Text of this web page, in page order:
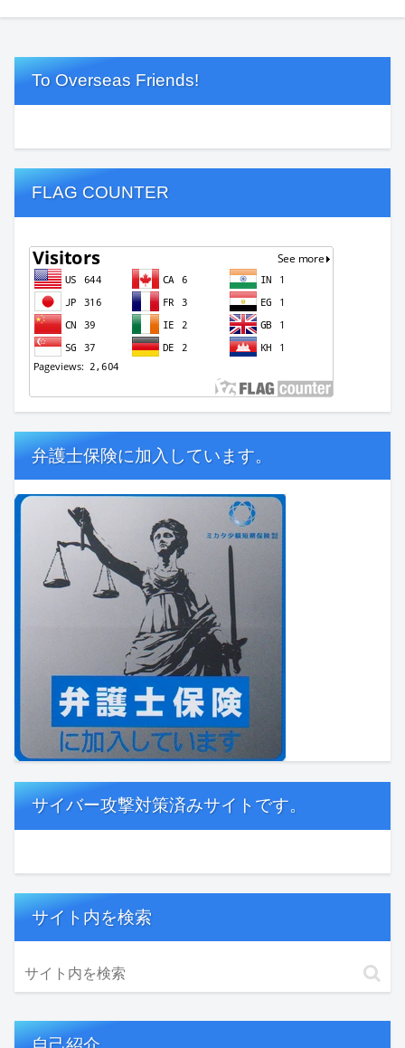
To Overseas Friends!
FLAG COUNTER
弁護士保険に加入しています。
サイバー攻撃対策済みサイトです。
サイト内を検索